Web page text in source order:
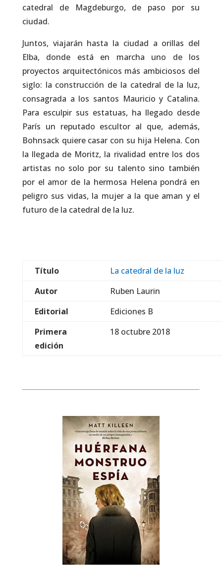
catedral de Magdeburgo, de paso por su
ciudad.
Juntos, viajarán hasta la ciudad a orillas del
Elba, donde está en marcha uno de los
proyectos arquitectónicos más ambiciosos del
siglo: la construcción de la catedral de la luz,
consagrada a los santos Mauricio y Catalina.
Para esculpir sus estatuas, ha llegado desde
París un reputado escultor al que, además,
Bohnsack quiere casar con su hija Helena. Con
la llegada de Moritz, la rivalidad entre los dos
artistas no solo por su talento sino también
por el amor de la hermosa Helena pondrá en
peligro sus vidas, la mujer a la que aman y el
futuro de la catedral de la luz.
Título
La catedral de la luz
Autor
Ruben Laurin
Editorial
Ediciones B
Primera
edición
18 octubre 2018